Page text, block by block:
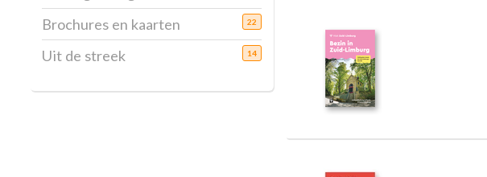
Brochures en kaarten 22
Uit de streek 14